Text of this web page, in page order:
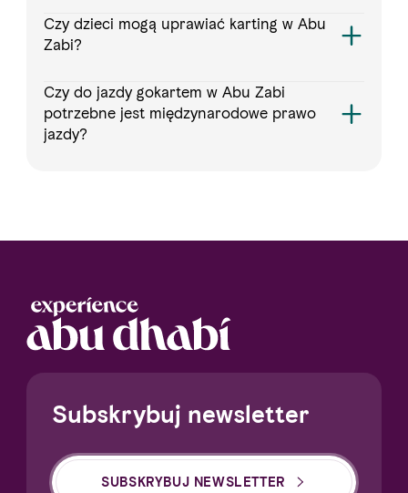
Czy dzieci mogą uprawiać karting w Abu
Zabi?
Czy do jazdy gokartem w Abu Zabi
potrzebne jest międzynarodowe prawo
jazdy?
Subskrybuj newsletter
SUBSKRYBUJ NEWSLETTER